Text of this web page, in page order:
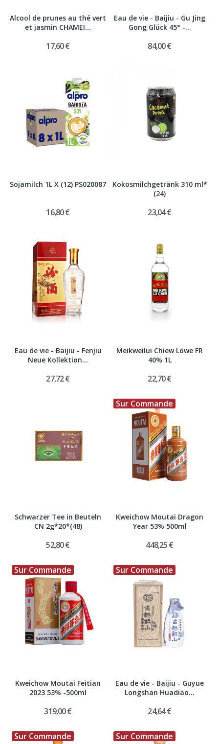
Alcool de prunes au thé vert
et jasmin CHAMEI...
17,60 €
Eau de vie - Baijiu - Gu Jing
Gong Glück 45° -...
84,00 €
Sojamilch 1L X (12) PS020087
16,80 €
Kokosmilchgetränk 310 ml*
(24)
23,04 €
Eau de vie - Baijiu - Fenjiu
Neue Kollektion...
27,72 €
Meikweilui Chiew Löwe FR
40% 1L
22,70 €
Schwarzer Tee in Beuteln
CN 2g*20*(48)
52,80 €
Sur Commande
Kweichow Moutai Dragon
Year 53% 500ml
448,25 €
Sur Commande
Kweichow Moutai Feitian
2023 53% -500ml
319,00 €
Sur Commande
Eau de vie - Baijiu - Guyue
Longshan Huadiao...
24,64 €
Sur Commande Sur Commande